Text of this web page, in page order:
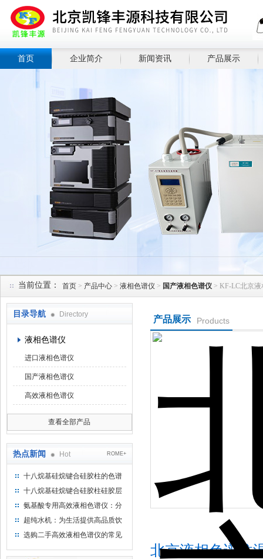
首页 企业简介 新闻资讯 产品展示
当前位置： 首页 > 产品中心 > 液相色谱仪 > 国产液相色谱仪 > KF-LC北京
目录导航 Directory
液相色谱仪
进口液相色谱仪
国产液相色谱仪
高效液相色谱仪
查看全部产品
热点新闻 Hot ROME+
十八烷基硅烷键合硅胶柱的色谱
方法浅述
十八烷基硅烷键合硅胶柱硅胶层
析时如何装柱
氨基酸专用高效液相色谱仪：分
析氨基酸的仪器
超纯水机：为生活提供高品质饮
用水
选购二手高效液相色谱仪的常见
产品展示 Products
北京液相色谱柱